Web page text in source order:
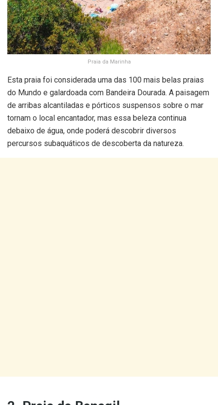
Praia da Marinha
Esta praia foi considerada uma das 100 mais belas praias
do Mundo e galardoada com Bandeira Dourada. A paisagem
de arribas alcantiladas e pórticos suspensos sobre o mar
tornam o local encantador, mas essa beleza continua
debaixo de água, onde poderá descobrir diversos
percursos subaquáticos de descoberta da natureza.